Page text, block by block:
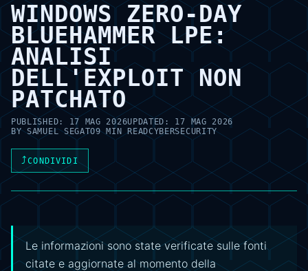
WINDOWS ZERO-DAY
BLUEHAMMER LPE:
ANALISI
DELL'EXPLOIT NON
PATCHATO
PUBLISHED: 17 MAG 2026UPDATED: 17 MAG 2026
BYSAMUEL SEGATO9 MIN READCYBERSECURITY
⤴CONDIVIDI
Le informazioni sono state verificate sulle fonti
citate e aggiornate al momento della